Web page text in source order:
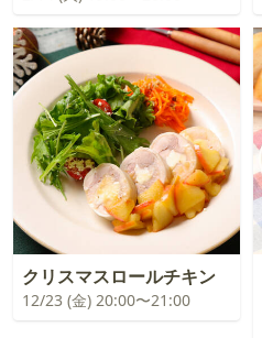
クリスマスロールチキン
12/23 (金) 20:00〜21:00